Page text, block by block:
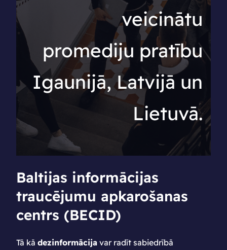
veicinātu
promediju pratību
Igaunijā, Latvijā un
Lietuvā.
Baltijas informācijas
traucējumu apkarošanas
centrs (BECID)
Tā kā dezinformācija var radīt sabiedrībā